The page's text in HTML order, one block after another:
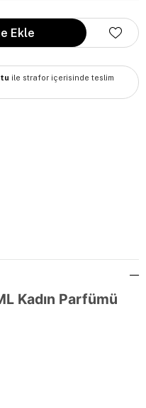
ile strafor içerisinde teslim
Kadın Parfümü